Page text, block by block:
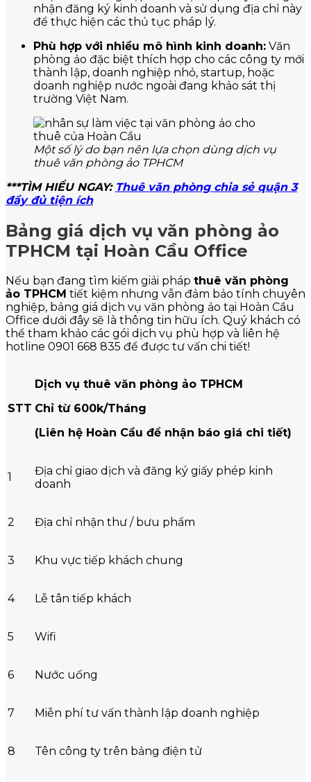
nhận đăng ký kinh doanh và sử dụng địa chỉ này
để thực hiện các thủ tục pháp lý.
Phù hợp với nhiều mô hình kinh doanh: Văn
phòng ảo đặc biệt thích hợp cho các công ty mới
thành lập, doanh nghiệp nhỏ, startup, hoặc
doanh nghiệp nước ngoài đang khảo sát thị
trường Việt Nam.
Một số lý do bạn nên lựa chọn dùng dịch vụ
thuê văn phòng ảo TPHCM
***TÌM HIỂU NGAY: Thuê văn phòng chia sẻ quận 3
đầy đủ tiện ích
Bảng giá dịch vụ văn phòng ảo
TPHCM tại Hoàn Cầu Office
Nếu bạn đang tìm kiếm giải pháp thuê văn phòng
ảo TPHCM tiết kiệm nhưng vẫn đảm bảo tính chuyên
nghiệp, bảng giá dịch vụ văn phòng ảo tại Hoàn Cầu
Office dưới đây sẽ là thông tin hữu ích. Quý khách có
thể tham khảo các gói dịch vụ phù hợp và liên hệ
hotline 0901 668 835 để được tư vấn chi tiết!
STT
Dịch vụ thuê văn phòng ảo TPHCM
Chỉ từ 600k/Tháng
(Liên hệ Hoàn Cầu để nhận báo giá chi tiết)
1
Địa chỉ giao dịch và đăng ký giấy phép kinh
doanh
2 Địa chỉ nhận thư / bưu phẩm
3 Khu vực tiếp khách chung
4 Lễ tân tiếp khách
5 Wifi
6 Nước uống
7 Miễn phí tư vấn thành lập doanh nghiệp
8 Tên công ty trên bảng điện tử